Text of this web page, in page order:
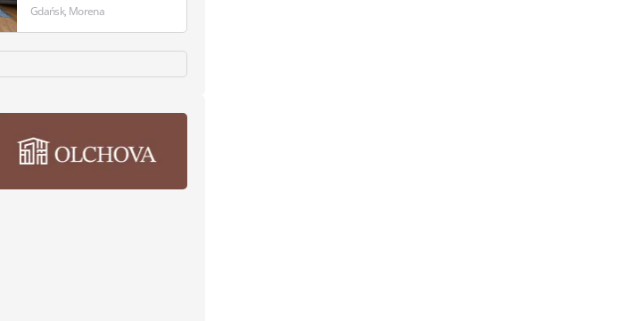
Gdańsk, Morena